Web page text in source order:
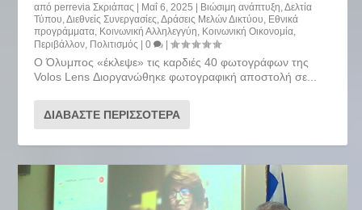
απόperrevia Σκριάπας Μαΐ 6, 2025 Βιώσιμη ανάπτυξη,Δελτία
Τύπου,Διεθνείς Συνεργασίες,Δράσεις Μελών Δικτύου, Εθνικά
προγράμματα, Κοινωνική Αλληλεγγύη, Κοινωνική Οικονομία,
Περιβάλλον, Πολιτισμός |0 |
Ο Όλυμπος «έκλεψε» τις καρδιές 40 φωτογράφων της
Volos Lens Διοργανώθηκε φωτογραφική αποστολή σε...
ΔΙΑΒΆΣΤΕ ΠΕΡΙΣΣΌΤΕΡΑ